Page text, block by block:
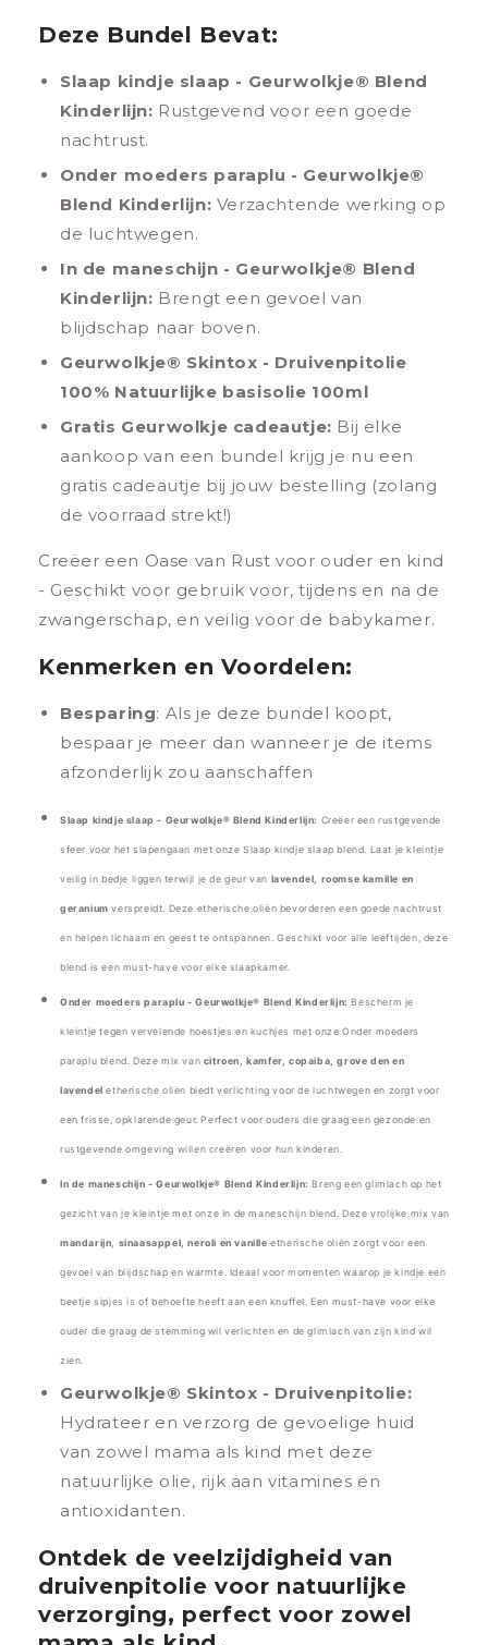
Deze Bundel Bevat:
Slaap kindje slaap - Geurwolkje® Blend
Kinderlijn: Rustgevend voor een goede
nachtrust.
Onder moeders paraplu - Geurwolkje®
Blend Kinderlijn: Verzachtende werking op
de luchtwegen.
In de maneschijn - Geurwolkje® Blend
Kinderlijn: Brengt een gevoel van
blijdschap naar boven.
Geurwolkje® Skintox - Druivenpitolie
100% Natuurlijke basisolie 100ml
Gratis Geurwolkje cadeautje: Bij elke
aankoop van een bundel krijg je nu een
gratis cadeautje bij jouw bestelling (zolang
de voorraad strekt!)
Creëer een Oase van Rust voor ouder en kind
- Geschikt voor gebruik voor, tijdens en na de
zwangerschap, en veilig voor de babykamer.
Kenmerken en Voordelen:
Besparing: Als je deze bundel koopt,
bespaar je meer dan wanneer je de items
afzonderlijk zou aanschaffen
Slaap kindje slaap - Geurwolkje® Blend Kinderlijn: Creëer een rustgevende
sfeer voor het slapengaan met onze Slaap kindje slaap blend. Laat je kleintje
veilig in bedje liggen terwijl je de geur van lavendel, roomse kamille en
geranium verspreidt. Deze etherische oliën bevorderen een goede nachtrust
en helpen lichaam en geest te ontspannen. Geschikt voor alle leeftijden, deze
blend is een must-have voor elke slaapkamer.
Onder moeders paraplu - Geurwolkje® Blend Kinderlijn: Bescherm je
kleintje tegen vervelende hoestjes en kuchjes met onze Onder moeders
paraplu blend. Deze mix van citroen, kamfer, copaiba, grove den en
lavendel etherische oliën biedt verlichting voor de luchtwegen en zorgt voor
een frisse, opklarende geur. Perfect voor ouders die graag een gezonde en
rustgevende omgeving willen creëren voor hun kinderen.
In de maneschijn - Geurwolkje® Blend Kinderlijn: Breng een glimlach op het
gezicht van je kleintje met onze In de maneschijn blend. Deze vrolijke mix van
mandarijn, sinaasappel, neroli en vanille etherische oliën zorgt voor een
gevoel van blijdschap en warmte. Ideaal voor momenten waarop je kindje een
beetje sipjes is of behoefte heeft aan een knuffel. Een must-have voor elke
ouder die graag de stemming wil verlichten en de glimlach van zijn kind wil
zien.
Geurwolkje® Skintox - Druivenpitolie:
Hydrateer en verzorg de gevoelige huid
van zowel mama als kind met deze
natuurlijke olie, rijk aan vitamines en
antioxidanten.
Ontdek de veelzijdigheid van
druivenpitolie voor natuurlijke
verzorging, perfect voor zowel